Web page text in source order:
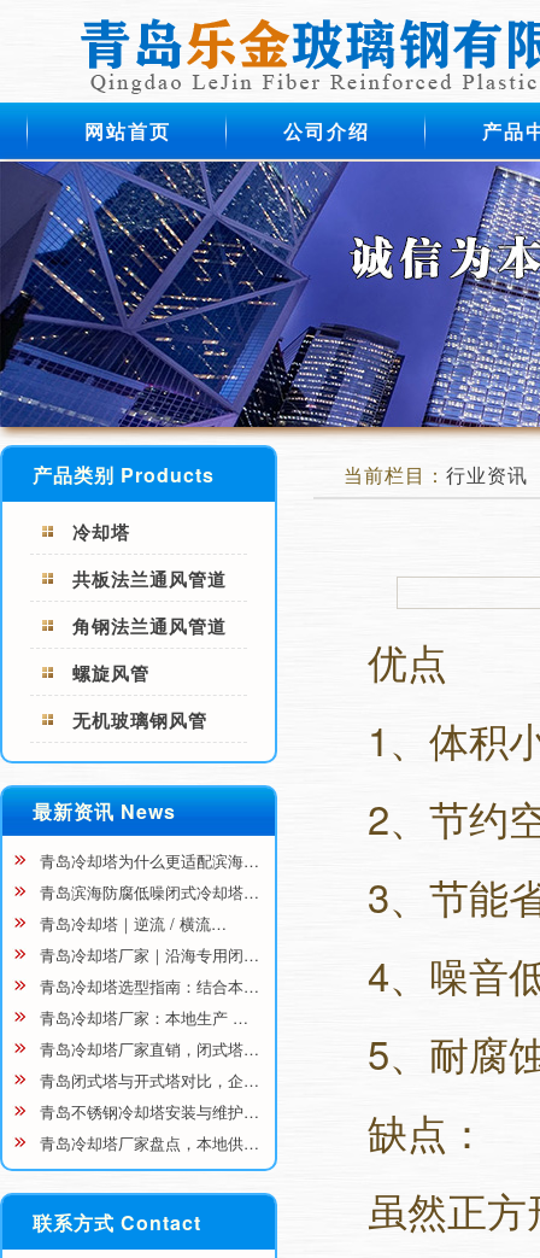
网站首页 公司介绍 产品
产品类别 Products
冷却塔
共板法兰通风管道
角钢法兰通风管道
螺旋风管
无机玻璃钢风管
最新资讯 News
青岛冷却塔为什么更适配滨海…
青岛滨海防腐低噪闭式冷却塔…
青岛冷却塔｜逆流 / 横流…
青岛冷却塔厂家｜沿海专用闭…
青岛冷却塔选型指南：结合本…
青岛冷却塔厂家：本地生产 …
青岛冷却塔厂家直销，闭式塔…
青岛闭式塔与开式塔对比，企…
青岛不锈钢冷却塔安装与维护…
青岛冷却塔厂家盘点，本地供…
联系方式 Contact
当前栏目： 行业资讯
优点
1、体积
2、节约
3、节能
4、噪音
5、耐腐
缺点：
虽然正